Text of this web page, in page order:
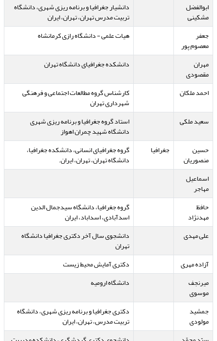
ابوالفضل
مشکینی
دانشیار جغرافیا و برنامه ریزی شهری، دانشگاه
تربیت مدرس تهران، تهران، ایران
جعفر
معصوم پور
هیات علمی - دانشگاه رازی کرمانشاه
مهران
مقصودی
دانشکده جغرافیای دانشگاه تهران
احمد ملکان کارشناس گروه مطالعات اجتماعی و فرهنگی
شهرداری تهران
سعید ملکی
استاد گروه جغرافیا و برنامه ریزی شهری
دانشگاه شهید چمران اهواز
حسین
منصوریان
جغرافیا گروه جغرافیای انسانی، دانشکده جغرافیا،
دانشگاه تهران، تهران، ایران.
اسماعیل
مهاجر
حافظ
مهدنژاد
گروه جغرافیا، دانشگاه سیدجمال الدین
اسدآبادی، اسداباد، ایران
علی مهدی
دانشجوی سال آخر دکتری جغرافیا دانشگاه
تهران
آزاده مهری
دکتری آمایش محیط زیست
میرنجف
موسوی
دانشگاه ارومیه
جمشید
مولودی
دکتری جغرافیا و برنامه ریزی شهری، دانشگاه
تربیت مدرس، تهران، ایران